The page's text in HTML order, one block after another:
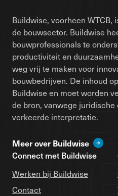
Buildwise, voorheen
de bouwsector. Buildwise
bouwprofessionals te
productiviteit en
weg vrij te maken voor
bouwbedrijven. De inhoud
Buildwise en moet worden
de bron, vanwege
verkeerde interpretatie.
Meer over Buildwise
Connect met Buildwise
Werken bij Buildwise
Contact